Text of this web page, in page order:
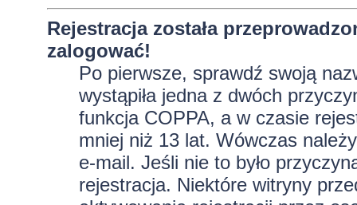
Rejestracja została
zalogować!
Po pierwsze, sprawdź swoją
wystąpiła jedna z dwóch
funkcja COPPA, a w czasie
mniej niż 13 lat. Wówczas
e-mail. Jeśli nie to było
rejestracja. Niektóre witryny